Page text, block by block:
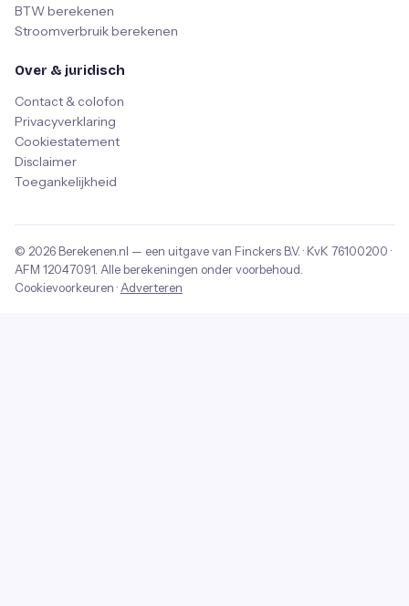
BTW berekenen
Stroomverbruik berekenen
Over & juridisch
Contact & colofon
Privacyverklaring
Cookiestatement
Disclaimer
Toegankelijkheid
© 2026 Berekenen.nl — een uitgave van Finckers B.V. · KvK 76100200 ·
AFM 12047091 . Alle berekeningen onder voorbehoud.
Cookievoorkeuren · Adverteren